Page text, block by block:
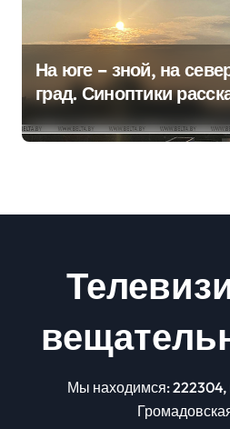
На юге – зной, на
град. Синоптики
погоде на сегодня
Мы находимся: 222304,